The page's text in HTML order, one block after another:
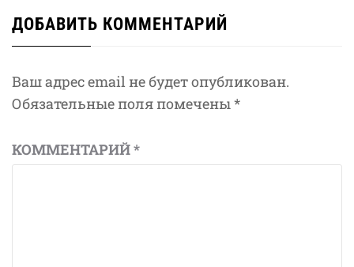
ДОБАВИТЬ КОММЕНТАРИЙ
Ваш адрес email не будет опубликован.
Обязательные поля помечены*
КОММЕНТАРИЙ*